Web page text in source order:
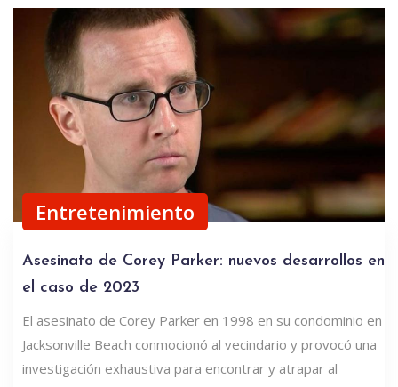
Entretenimiento
Asesinato de Corey Parker: nuevos desarrollos en
el caso de 2023
El asesinato de Corey Parker en 1998 en su condominio en
Jacksonville Beach conmocionó al vecindario y provocó una
investigación exhaustiva para encontrar y atrapar al